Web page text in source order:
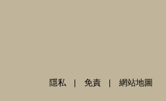
隱私 免責 網站地圖